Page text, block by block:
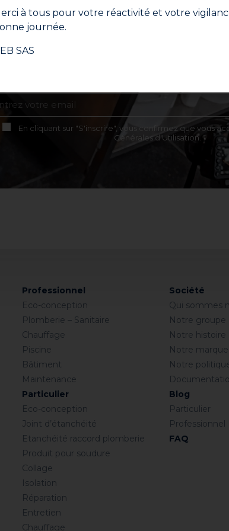
Ne manquez aucune
conseils d’experts et offres spéciales
En cliquant sur "S'inscrire", vous confirmez que vous
Générales d'Utilisation.
Professionnel
Eco-conception
Plomberie – Sanitaire
Chauffage
Piscine
Bâtiment
Maintenance
Particulier
Eco-conception
Joint d’étanchéité
Etanchéité raccord plomberie
Produit pour soudure
Collage
Isolation
Réparation
Entretien
Chauffage
Société
Qui sommes
Notre groupe
Notre histoire
Notre marque
Notre
Blog
Particulier
Professionnel
FAQ
à tous pour votre réactivité et votre
journée.
SAS